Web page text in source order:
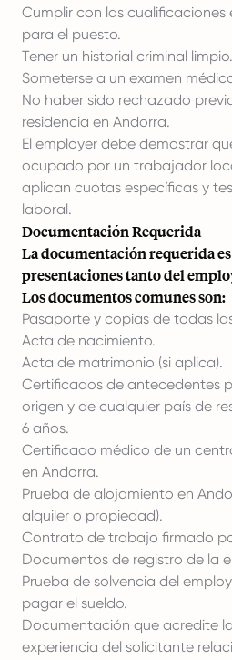
Cumplir con las cualificaciones
para el puesto.
Tener un historial criminal limpio.
Someterse a un examen
No haber sido rechazado
residencia en Andorra.
El employer debe demostrar
ocupado por un trabajador
aplican cuotas específicas y
laboral.
Documentación Requerida
La documentación requerida
presentaciones tanto del
Los documentos comunes son:
Pasaporte y copias de todas
Acta de nacimiento.
Acta de matrimonio (si aplica).
Certificados de antecedentes
origen y de cualquier país de
6 años.
Certificado médico de un
en Andorra.
Prueba de alojamiento en
alquiler o propiedad).
Contrato de trabajo firmado
Documentos de registro de la
Prueba de solvencia del
pagar el sueldo.
Documentación que acredite
experiencia del solicitante